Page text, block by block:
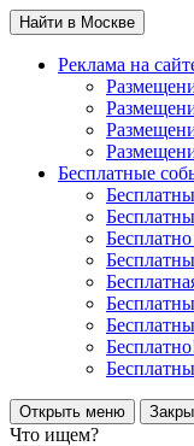
Найти в Москве
Реклама на
Бесплатные
Открыть меню
Что ищем?